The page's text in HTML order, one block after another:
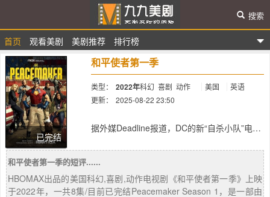
九九美剧
首页 观看美剧 美剧推荐 排行榜
搜索
已完结
和平使者第一季
类型： 2022年科幻 喜剧 动作 美国
英语
更新：
2025-08-22 23:50
据外媒Deadline报道，DC的新“自杀小队”电影
《和平使者》，以片中约翰·塞纳饰演的“和平
使者”为主角，是部动作冒险喜剧。
和平使者第一季的短评......
HBOMAX出品的美国科幻,喜剧,动作电视剧《和平使者第一季》上映
于2022年，一共8集/目前已完结Peacemaker Season 1，是一部由